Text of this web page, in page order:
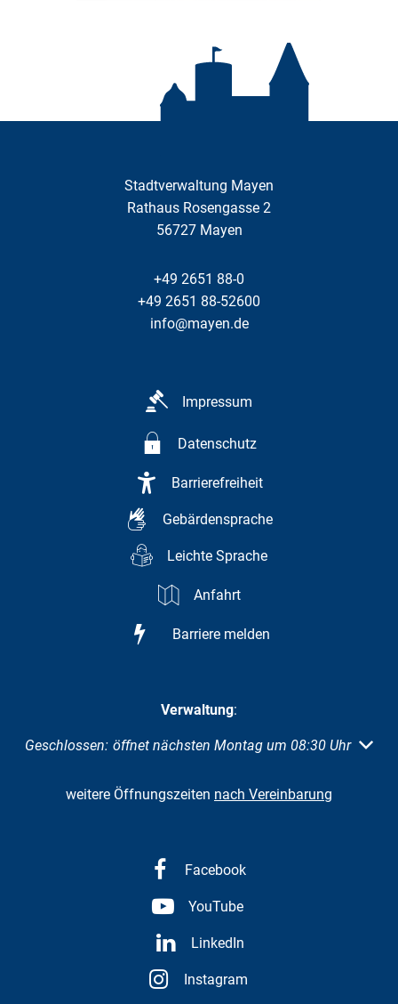
Stadtverwaltung Mayen
Rathaus Rosengasse 2
56727 Mayen
+49 2651 88-0
+49 2651 88-52600
info@mayen.de
Impressum
Datenschutz
Barrierefreiheit
Gebärdensprache
Leichte Sprache
Anfahrt
Barriere melden
Verwaltung:
Klicken, um weitere Öffnungs- oder Schließzeiten
Geschlossen: öffnet nächsten Montag um 08:30 Uhr
weitere Öffnungszeiten nach Vereinbarung
Facebook
YouTube
LinkedIn
Instagram